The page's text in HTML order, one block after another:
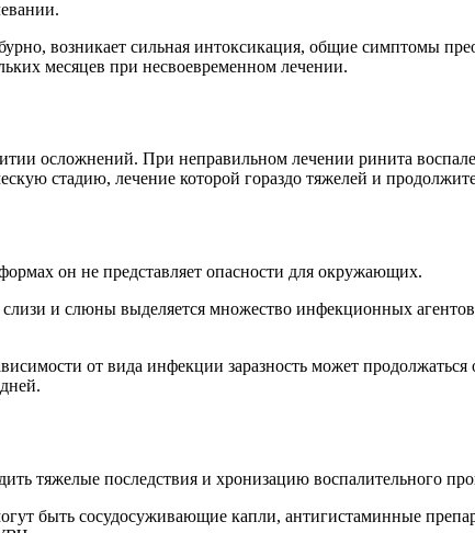
возникает сильная интоксикация, общие симптомы
месяцев при несвоевременном лечении.
осложнений. При неправильном лечении ринита
стадию, лечение которой гораздо тяжелей и
он не представляет опасности для окружающих.
и слюны выделяется множество инфекционных
от вида инфекции заразность может продолжаться
тяжелые последствия и хронизацию воспалительного
быть сосудосуживающие капли, антигистаминные